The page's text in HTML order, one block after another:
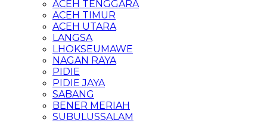
ACEH TENGGARA
ACEH TIMUR
ACEH UTARA
LANGSA
LHOKSEUMAWE
NAGAN RAYA
PIDIE
PIDIE JAYA
SABANG
BENER MERIAH
SUBULUSSALAM